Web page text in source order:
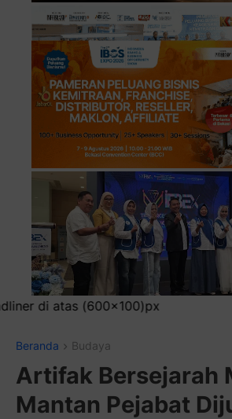
Beranda Budaya
Artifak Bersejarah
Mantan Pejabat